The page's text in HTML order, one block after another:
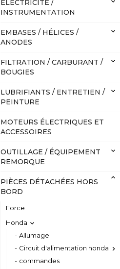
ELECTRICITÉ /
INSTRUMENTATION
EMBASES / HÉLICES /
ANODES

FILTRATION / CARBURANT /
BOUGIES

LUBRIFIANTS / ENTRETIEN /
PEINTURE

MOTEURS ÉLECTRIQUES ET
ACCESSOIRES
OUTILLAGE / ÉQUIPEMENT
REMORQUE

PIÈCES DÉTACHÉES HORS
BORD

Force
Honda 
Allumage
Circuit d'alimentation honda 
commandes